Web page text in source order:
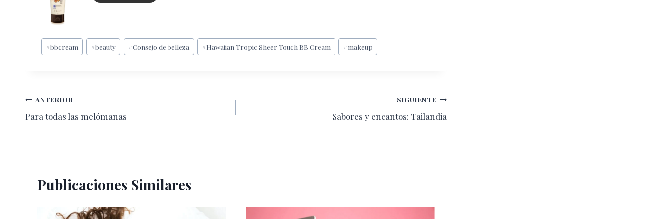
Etiquetas
de
#bbcream #beauty #Consejo de belleza #Hawaiian Tropic Sheer Touch BB Cream #makeup
Navegación
de
ANTERIOR
Para todas las melómanas
SIGUIENTE
Sabores y encantos: Tailandia
Publicaciones Similares